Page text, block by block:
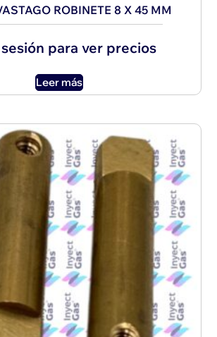
ROBINETE 8 X 45 MM
para ver precios
Leer más